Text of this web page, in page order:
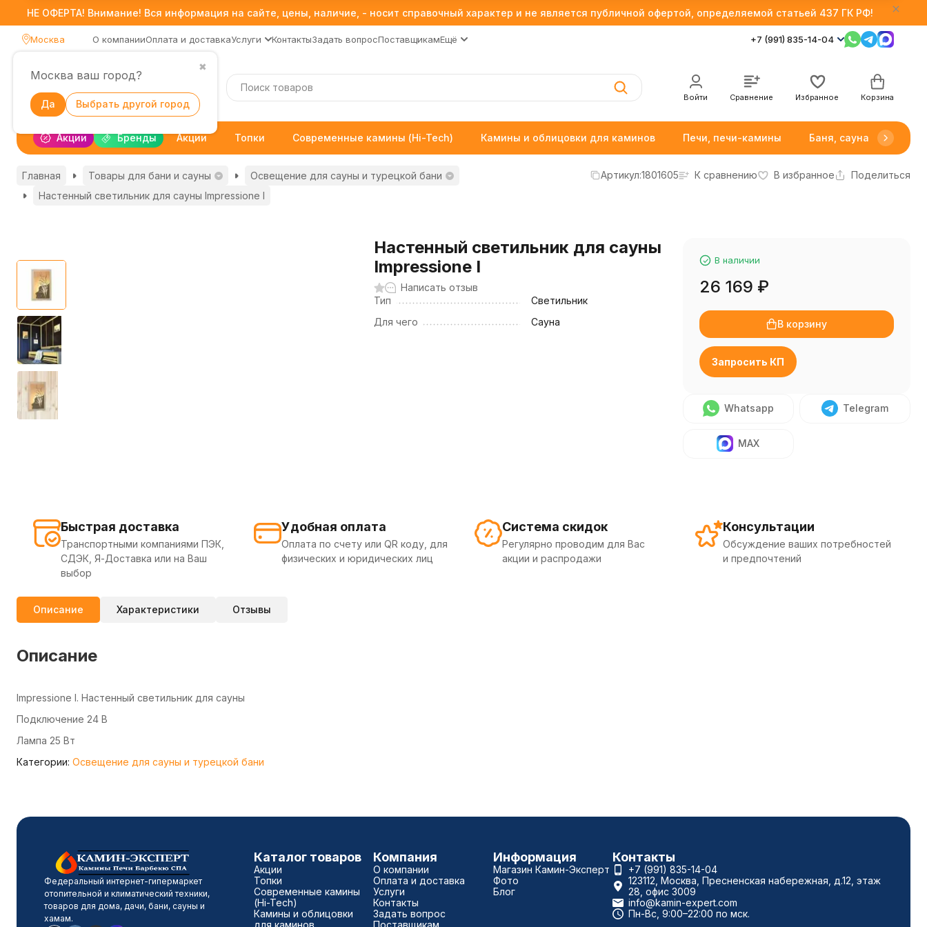
НЕ ОФЕРТА! Внимание! Вся информация на сайте, цены, наличие, - носит справочный характер и не является публичной офертой, определяемой статьей 437 ГК РФ!
Москва
✖
Москва ваш город?
Да Выбрать другой город
О компанииОплата и доставкаУслуги КонтактыЗадать вопросПоставщикамЕщё +7 (991) 835-14-04
Войти Сравнение Избранное Корзина
Акции Бренды Акции Топки Современные камины (Hi-Tech) Камины и облицовки для каминов Печи, печи-камины Баня, сауна
Главная Товары для бани и сауны
Освещение для сауны и турецкой бани
Настенный светильник для сауны Impressione I
Артикул:1801605 К сравнению В избранное Поделиться
Настенный светильник для сауны
Impressione I
Написать отзыв
Тип
Светильник
Для чего
Сауна
В наличии
26 169 ₽
В корзину
Запросить КП
Whatsapp Telegram
MAX
Быстрая доставка
Транспортными компаниями ПЭК,
СДЭК, Я-Доставка или на Ваш
выбор
Удобная оплата
Оплата по счету или QR коду, для
физических и юридических лиц
Система скидок
Регулярно проводим для Вас
акции и распродажи
Консультации
Обсуждение ваших потребностей
и предпочтений
Описание Характеристики Отзывы
Описание
Impressione I. Настенный светильник для сауны
Подключение 24 В
Лампа 25 Вт
Категории: Освещение для сауны и турецкой бани
Федеральный интернет-гипермаркет
отопительной и климатический техники,
товаров для дома, дачи, бани, сауны и
хамам.
Каталог товаров
Акции
Топки
Современные камины
(Hi-Tech)
Камины и облицовки
для каминов
Компания
О компании
Оплата и доставка
Услуги
Контакты
Задать вопрос
Поставщикам
Информация
Магазин Камин-Эксперт
Фото
Блог
Контакты
+7 (991) 835-14-04
123112, Москва, Пресненская набережная, д.12, этаж
28, офис 3009
info@kamin-expert.com
Пн-Вс, 9:00–22:00 по мск.